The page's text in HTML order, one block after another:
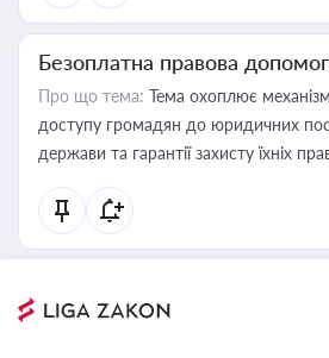
Безоплатна правова
Про що тема: Тема охоплює
доступу громадян до юридичних
держави та гарантії захисту їхніх